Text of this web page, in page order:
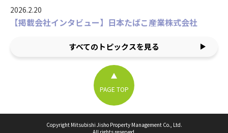
2026.2.20
【掲載会社インタビュー】日本たばこ産業株式会社
すべてのトピックスを見る
PAGE TOP
Copyright Mitsubishi Jisho Property Management Co., Ltd.